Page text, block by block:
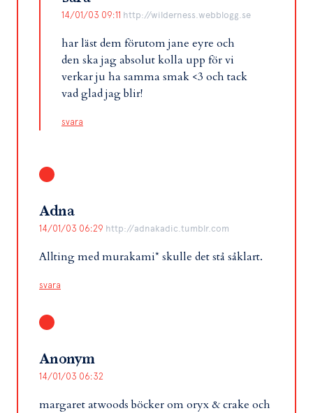
14/01/03 09:11 http://wilderness.webblogg.se
har läst dem förutom jane eyre och
den ska jag absolut kolla upp för vi
verkar ju ha samma smak <3 och tack
vad glad jag blir!
svara
Adna
14/01/03 06:29 http://adnakadic.tumblr.com
Allting med murakami* skulle det stå såklart.
svara
Anonym
14/01/03 06:32
margaret atwoods böcker om oryx & crake och